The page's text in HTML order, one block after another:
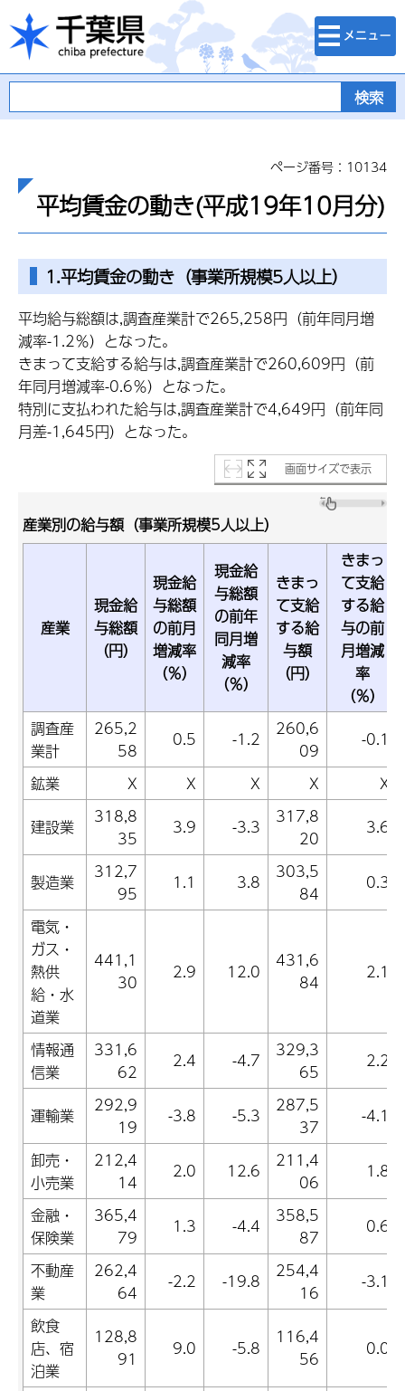
千葉県
検索・メニュ
ー
ページ番号：10134
平均賃金の動き(平成19年10月分)
1.平均賃金の動き（事業所規模5人以上）
平均給与総額は,調査産業計で265,258円（前年同月増
減率-1.2％）となった。
きまって支給する給与は,調査産業計で260,609円（前
年同月増減率-0.6％）となった。
特別に支払われた給与は,調査産業計で4,649円（前年同
月差-1,645円）となった。
画面サイズで表示
産業別の給与額（事業所規模5人以上）
産業
現金給
与総額
（円）
現金給
与総額
の前月
増減率
（％）
現金給
与総額
の前年
同月増
減率
（％）
きまっ
て支給
する給
与額
（円）
きまっ
て支給
する給
与の前
月増減
率
（％）
調査産
業計
265,2
58
0.5 -1.2
260,6
09
-0.1
鉱業
X X X X
X
建設業
318,8
35
3.9 -3.3
317,8
20
3.6
製造業
312,7
95
1.1 3.8
303,5
84
0.3
電気・
ガス・
熱供
給・水
道業
441,1
30
2.9 12.0
431,6
84
2.1
情報通
信業
331,6
62
2.4 -4.7
329,3
65
2.2
運輸業
292,9
19
-3.8 -5.3
287,5
37
-4.1
卸売・
小売業
212,4
14
2.0 12.6
211,4
06
1.8
金融・
保険業
365,4
79
1.3 -4.4
358,5
87
0.6
不動産
業
262,4
64
-2.2 -19.8
254,4
16
-3.1
飲食
店、宿
泊業
128,8
91
9.0 -5.8
116,4
56
0.0